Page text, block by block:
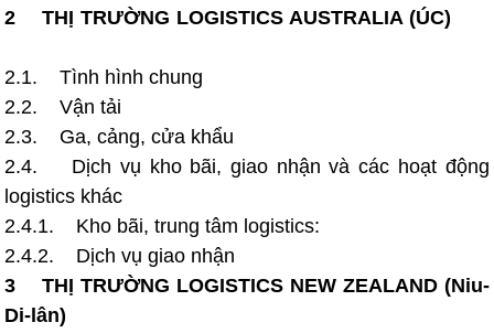
2 THỊ TRƯỜNG LOGISTICS AUSTRALIA (ÚC)
2.1. Tình hình chung
2.2. Vận tải
2.3. Ga, cảng, cửa khẩu
2.4. Dịch vụ kho bãi, giao nhận và các hoạt động
logistics khác
2.4.1. Kho bãi, trung tâm logistics:
2.4.2. Dịch vụ giao nhận
3 THỊ TRƯỜNG LOGISTICS NEW ZEALAND (Niu-
Di-lân)